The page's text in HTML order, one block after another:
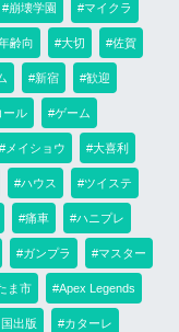
#崩壊学園 #マイクラ
齢向 #大切 #佐賀
#新宿 #歓迎
ール #ゲーム
#メイショウ #大喜利
#ハウス #ツイステ
#痛車 #ハニプレ
#ガンプラ #マスター
ま市 #Apex Legends
出版 #カターレ